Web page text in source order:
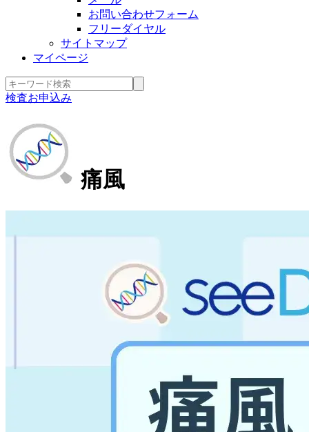
お問い合わせフォーム
フリーダイヤル
サイトマップ
マイページ
検査お申込み
痛風